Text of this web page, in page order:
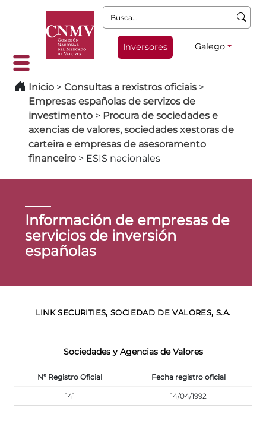
Busca:
Inversores Galego
Inicio > Consultas a rexistros oficiais >
Empresas españolas de servizos de
investimento > Procura de sociedades e
axencias de valores, sociedades xestoras de
carteira e empresas de asesoramento
financeiro > ESIS nacionales
Información de empresas de
servicios de inversión
españolas
LINK SECURITIES, SOCIEDAD DE VALORES, S.A.
Sociedades y Agencias de Valores
Nº Registro Oficial Fecha registro oficial
141 14/04/1992